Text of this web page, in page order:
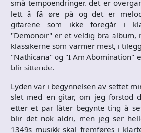
små tempoendringer, det er
lett å få øre på og det er
gitarene som ikke foregår i
"Demonoir" er et veldig bra album,
klassikerne som varmer mest, i
"Nathicana" og "I Am Abomination"
blir sittende.
Lyden var i begynnelsen av settet
slet med en gitar, om jeg forstod
etter et par låter begynte ting å
blir det nok aldri, men jeg ser
1349s musikk skal fremføres i